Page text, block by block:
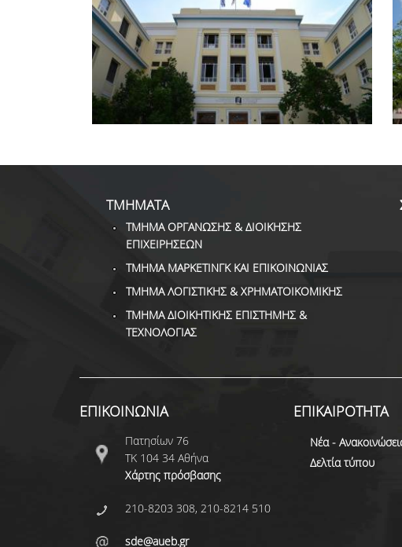
ΤΜΗΜΑΤΑ
ΤΜΗΜΑ ΟΡΓΑΝΩΣΗΣ & ΔΙΟΙΚΗΣΗΣ
ΕΠΙΧΕΙΡΗΣΕΩΝ
ΤΜΗΜΑ ΜΑΡΚΕΤΙΝΓΚ ΚΑΙ ΕΠΙΚΟΙΝΩΝΙΑΣ
ΤΜΗΜΑ ΛΟΓΙΣΤΙΚΗΣ & ΧΡΗΜΑΤΟΙΚΟΜΙΚΗΣ
ΤΜΗΜΑ ΔΙΟΙΚΗΤΙΚΗΣ ΕΠΙΣΤΗΜΗΣ &
ΤΕΧΝΟΛΟΓΙΑΣ
ΕΠΙΚΟΙΝΩΝΙΑ
Πατησίων 76
ΤΚ 104 34 Αθήνα
Χάρτης πρόσβασης
210-8203 308, 210-8214 510
sde@aueb.gr
ΕΠΙΚΑΙΡΟΤΗΤΑ
Νέα -
Δελτία τύπου